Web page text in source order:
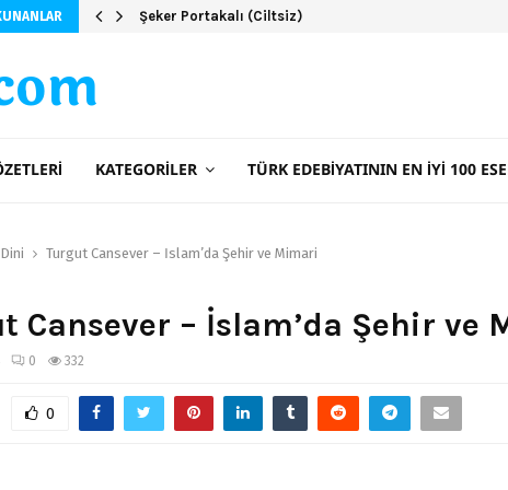
Şeker Portakalı (Ciltsiz)
KATEGORILER TÜRK EDEBIYATININ EN İYI 100
Dini Turgut Cansever – İslam’da Şehir ve Mimari
Cansever – İslam’da Şehir ve
0 332
0